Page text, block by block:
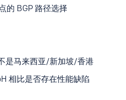
的 BGP 路径选择
是马来西亚/新加坡/香港
相比是否存在性能缺陷